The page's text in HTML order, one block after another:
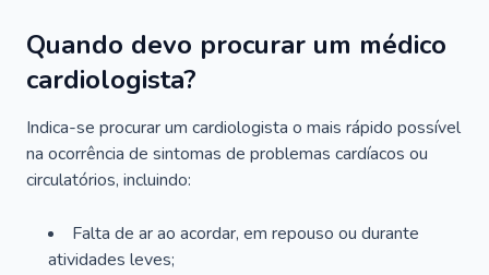
Quando devo procurar um médico
cardiologista?
Indica-se procurar um cardiologista o mais rápido possível
na ocorrência de sintomas de problemas cardíacos ou
circulatórios, incluindo:
Falta de ar ao acordar, em repouso ou durante
atividades leves;